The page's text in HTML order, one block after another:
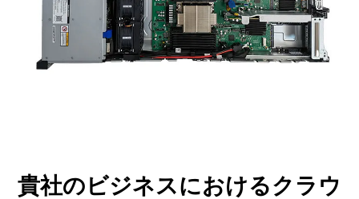
貴社のビジネスにおけるクラウ